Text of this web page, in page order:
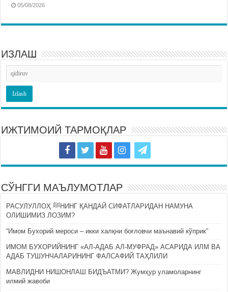
05/08/2026
ИЗЛАШ
ИЖТИМОИЙ ТАРМОҚЛАР
СЎНГГИ МАЪЛУМОТЛАР
РАСУЛУЛЛОҲ ﷺНИНГ ҚАНДАЙ СИФАТЛАРИДАН НАМУНА
ОЛИШИМИЗ ЛОЗИМ?
“Имом Бухорий мероси – икки халқни боғловчи маънавий кўприк”
ИМОМ БУХОРИЙНИНГ «АЛ-АДАБ АЛ-МУФРАД» АСАРИДА ИЛМ ВА
АДАБ ТУШУНЧАЛАРИНИНГ ФАЛСАФИЙ ТАҲЛИЛИ
МАВЛИДНИ НИШОНЛАШ БИДЪАТМИ? Жумҳур уламоларнинг
илмий жавоби